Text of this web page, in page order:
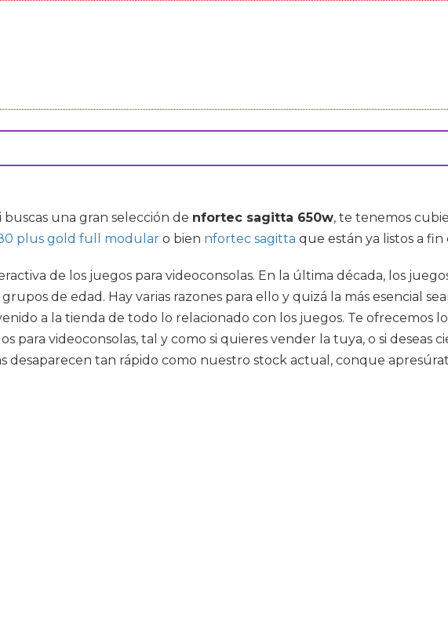
buscas una gran selección de nfortec sagitta 650w, te tenemos
plus gold full modular o bien nfortec sagitta que están ya listos a
de los juegos para videoconsolas. En la última década, los
de edad. Hay varias razones para ello y quizá la más esencial
a la tienda de todo lo relacionado con los juegos. Te ofrecemos
para videoconsolas, tal y como si quieres vender la tuya, o si deseas
desaparecen tan rápido como nuestro stock actual, conque